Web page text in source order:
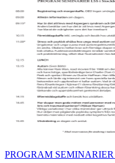
PROGRAM SEMINARIER